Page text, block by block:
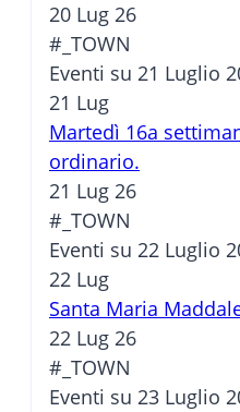
20 Lug 26
#_TOWN
Eventi su 21 Luglio
21 Lug
Martedì 16a
ordinario.
21 Lug 26
#_TOWN
Eventi su 22 Luglio
22 Lug
Santa Maria
22 Lug 26
#_TOWN
Eventi su 23 Luglio